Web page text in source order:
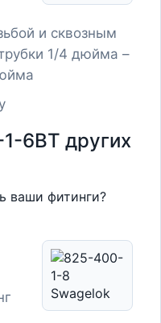
и сквозным
1/4 дюйма –
6BT других
ваши фитинги?